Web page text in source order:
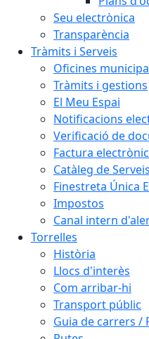
Seu electrònica
Transparència
Tràmits i Serveis
Oficines
Tràmits i gestions
El Meu Espai
Notificacions
Verificació de
Factura
Catàleg de Serveis
Finestreta Única
Impostos
Canal intern
Torrelles
Història
Llocs d'interès
Com arribar-hi
Transport públic
Guia de carrers /